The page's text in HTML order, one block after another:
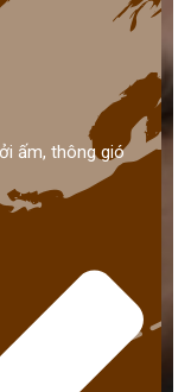
ấm, thông gió